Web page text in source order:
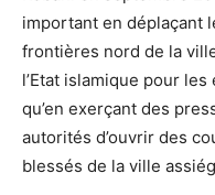
important en déplaçant
frontières nord de la
l’Etat islamique pour
qu’en exerçant des
autorités d’ouvrir des
blessés de la ville